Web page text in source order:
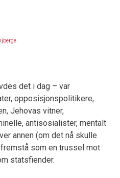
det i dag – var
opposisjonspolitikere,
Jehovas vitner,
antisosialister, mentalt
annen (om det nå skulle
som en trussel mot
statsfiender.